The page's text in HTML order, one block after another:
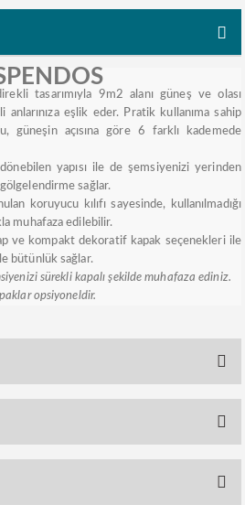
tasarımıyla 9m2 alanı güneş ve olası
eşlik eder. Pratik kullanıma sahip
güneşin açısına göre 6 farklı kademede
yapısı ile de şemsiyenizi yerinden
sağlar.
koruyucu kılıfı sayesinde, kullanılmadığı
muhafaza edilebilir.
ve kompakt dekoratif kapak seçenekleri ile
bütünlük sağlar.
sürekli kapalı şekilde muhafaza ediniz.
opsiyoneldir.